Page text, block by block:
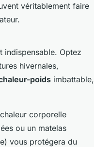
véritablement faire
indispensable. Optez
hivernales,
poids imbattable,
corporelle
ou un matelas
vous protégera du